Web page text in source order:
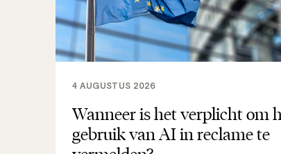
Wanneer is het verplicht om
gebruik van AI in reclame te
4 AUGUSTUS 2026